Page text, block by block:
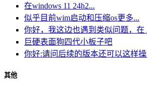
在windows 11 24h2...
似乎目前wim启动和压缩os更多...
你好，我这边也遇到类似问题，在
巨硬表面狗四代小板子吧
你好:请问后续的版本还可以这样操
其他